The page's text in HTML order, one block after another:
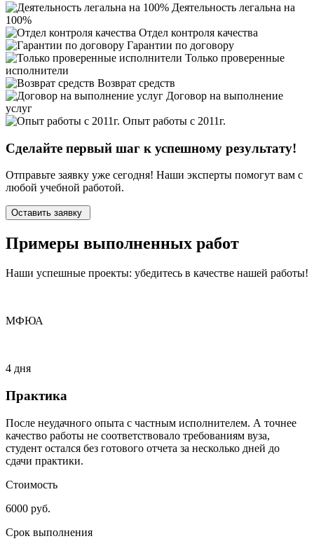
Деятельность легальна на
100%
Отдел контроля качества
Гарантии по договору
Только проверенные
исполнители
Возврат средств
Договор на выполнение
услуг
Опыт работы с 2011г.
Сделайте первый шаг к успешному результату!
Отправьте заявку уже сегодня! Наши эксперты помогут вам с
любой учебной работой.
Оставить заявку
Примеры выполненных работ
Наши успешные проекты: убедитесь в качестве нашей работы!
МФЮА
4 дня
Практика
После неудачного опыта с частным исполнителем. А точнее
качество работы не соответствовало требованиям вуза,
студент остался без готового отчета за несколько дней до
сдачи практики.
Стоимость
6000 руб.
Срок выполнения